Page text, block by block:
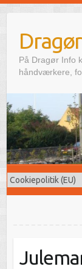
På Dragør Info
håndværkere,